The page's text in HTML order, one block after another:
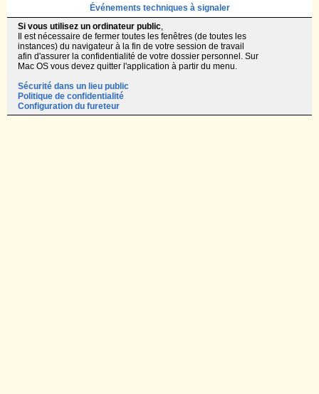
Événements techniques à signaler
Si vous utilisez un ordinateur public,
Il est nécessaire de fermer toutes les fenêtres (de toutes les
instances) du navigateur à la fin de votre session de travail
afin d'assurer la confidentialité de votre dossier personnel. Sur
Mac OS vous devez quitter l'application à partir du menu.
Sécurité dans un lieu public
Politique de confidentialité
Configuration du fureteur